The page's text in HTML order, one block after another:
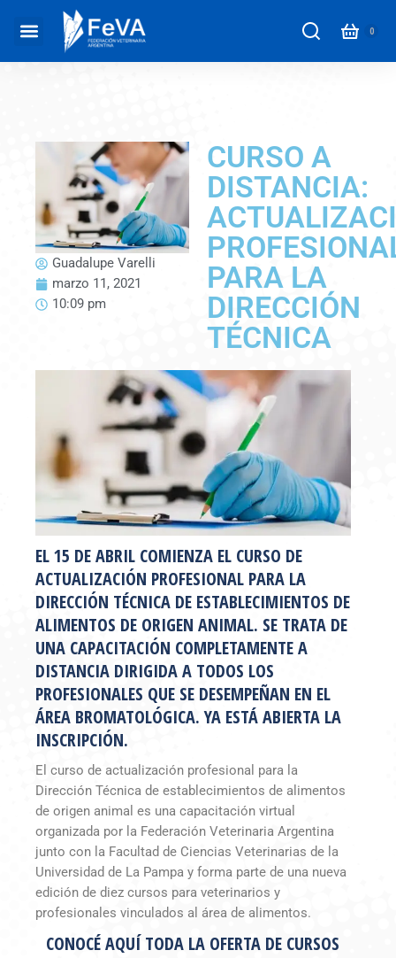
Guadalupe Varelli
marzo 11, 2021
10:09 pm
CURSO A
DISTANCIA:
PARA LA
DIRECCIÓN
TÉCNICA
EL 15 DE ABRIL COMIENZA EL CURSO DE
ACTUALIZACIÓN PROFESIONAL PARA LA
DIRECCIÓN TÉCNICA DE ESTABLECIMIENTOS DE
ALIMENTOS DE ORIGEN ANIMAL. SE TRATA DE
UNA CAPACITACIÓN COMPLETAMENTE A
DISTANCIA DIRIGIDA A TODOS LOS
PROFESIONALES QUE SE DESEMPEÑAN EN EL
ÁREA BROMATOLÓGICA. YA ESTÁ ABIERTA LA
INSCRIPCIÓN.
El curso de actualización profesional para la
Dirección Técnica de establecimientos de alimentos
de origen animal es una capacitación virtual
organizada por la Federación Veterinaria Argentina
junto con la Facultad de Ciencias Veterinarias de la
Universidad de La Pampa y forma parte de una nueva
edición de diez cursos para veterinarios y
profesionales vinculados al área de alimentos.
CONOCÉ AQUÍ TODA LA OFERTA DE CURSOS